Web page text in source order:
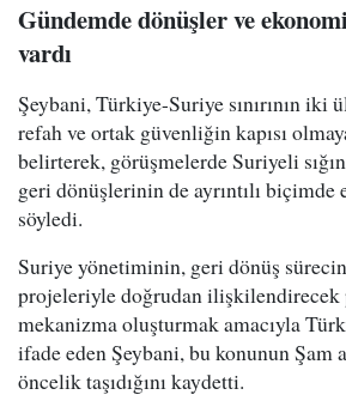
Gündemde dönüşler ve
vardı
Şeybani, Türkiye-Suriye sınırının iki
refah ve ortak güvenliğin kapısı
belirterek, görüşmelerde Suriyeli
geri dönüşlerinin de ayrıntılı biçimde
söyledi.
Suriye yönetiminin, geri dönüş
projeleriyle doğrudan
mekanizma oluşturmak amacıyla
ifade eden Şeybani, bu konunun Şam
öncelik taşıdığını kaydetti.